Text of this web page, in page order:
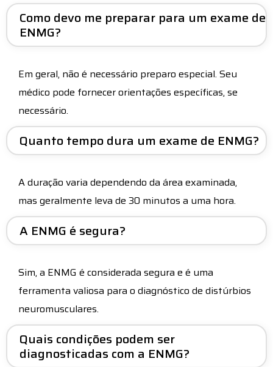
Como devo me preparar para um exame de
ENMG?
Em geral, não é necessário preparo especial. Seu
médico pode fornecer orientações específicas, se
necessário.
Quanto tempo dura um exame de ENMG?
A duração varia dependendo da área examinada,
mas geralmente leva de 30 minutos a uma hora.
A ENMG é segura?
Sim, a ENMG é considerada segura e é uma
ferramenta valiosa para o diagnóstico de distúrbios
neuromusculares.
Quais condições podem ser
diagnosticadas com a ENMG?